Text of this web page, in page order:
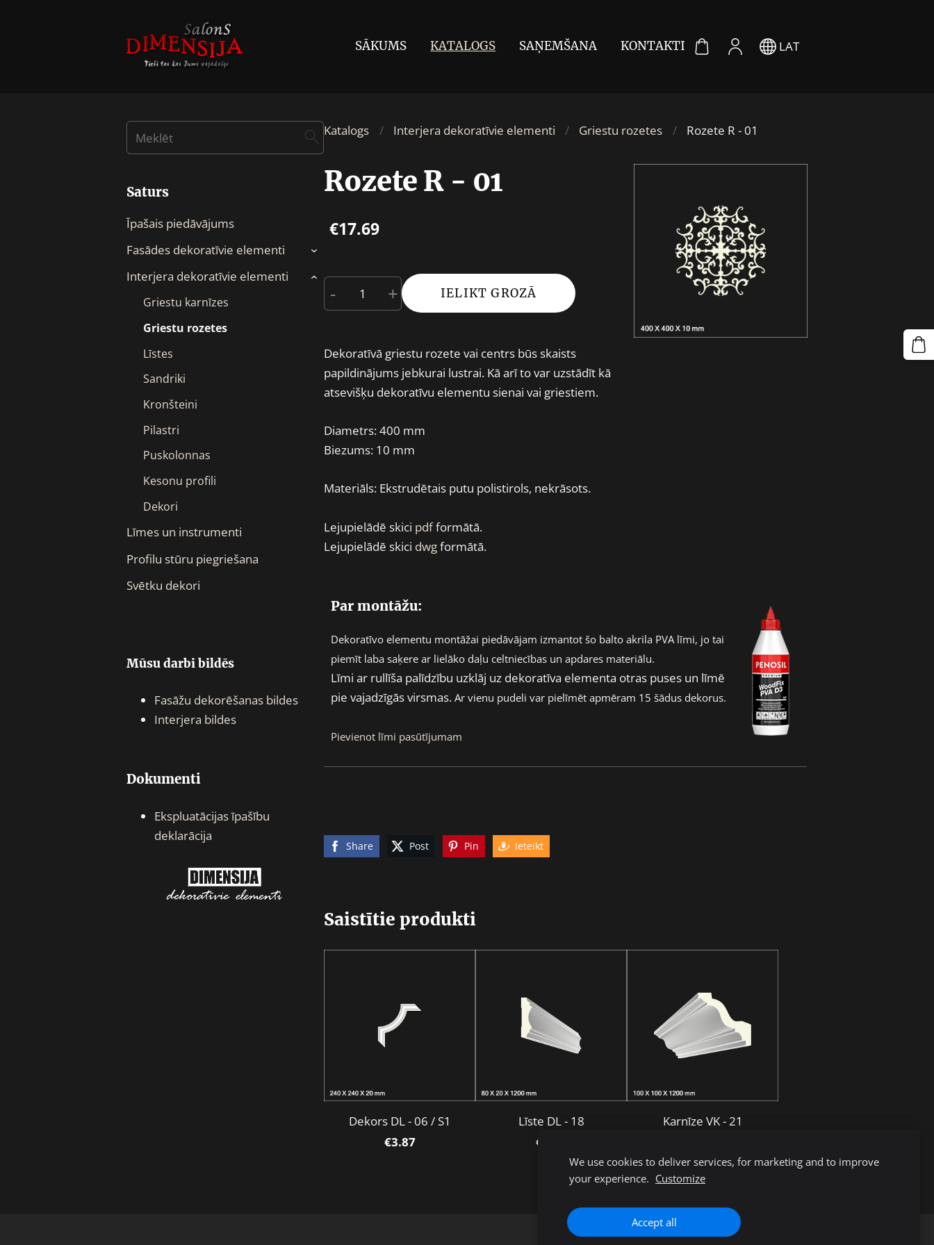
SĀKUMS KATALOGS SAŅEMŠANA KONTAKTI LAT
Saturs
Īpašais piedāvājums
Fasādes dekoratīvie elementi
›
Interjera dekoratīvie elementi
Griestu karnīzes
Griestu rozetes
Līstes
Sandriki
Kronšteini
Pilastri
Puskolonnas
Kesonu profili
Dekori
›
Līmes un instrumenti
Profilu stūru piegriešana
Svētku dekori
Mūsu darbi bildēs
Fasāžu dekorēšanas bildes
Interjera bildes
Dokumenti
Ekspluatācijas īpašību
deklarācija
Katalogs Interjera dekoratīvie elementi Griestu rozetes Rozete R - 01
Rozete R - 01
€17.69
- + IELIKT GROZĀ
Dekoratīvā griestu rozete vai centrs būs skaists
papildinājums jebkurai lustrai. Kā arī to var uzstādīt kā
atsevišķu dekoratīvu elementu sienai vai griestiem.
Diametrs: 400 mm
Biezums: 10 mm
Materiāls: Ekstrudētais putu polistirols, nekrāsots.
Lejupielādē skici pdfformātā.
Lejupielādē skici dwgformātā.
Par montāžu:
Dekoratīvo elementu montāžai piedāvājam izmantot šo balto akrila PVA līmi, jo tai
piemīt laba saķere ar lielāko daļu celtniecības un apdares materiālu.
Līmi ar rullīša palīdzību uzklāj uz dekoratīva elementa otras puses un līmē
pie vajadzīgās virsmas. Ar vienu pudeli var pielīmēt apmēram 15 šādus dekorus.
Pievienot līmi pasūtījumam
Share Post Pin Ieteikt
Saistītie produkti
Dekors DL - 06 / S1
€3.87
Līste DL - 18
€3.99
Karnīze VK - 21
We use cookies to deliver services, for marketing and to improve
your experience. Customize
Accept all